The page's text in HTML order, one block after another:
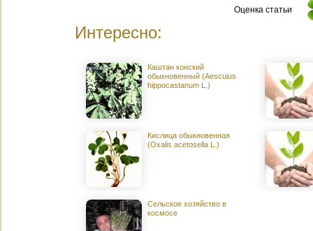
Оценка статьи
Интересно:
Каштан конский
обыкновенный (Aescuius
hippocastanum L.)
Кислица обыкновенная
(Oxalis acetosella L.)
Сельское хозяйство в
космосе